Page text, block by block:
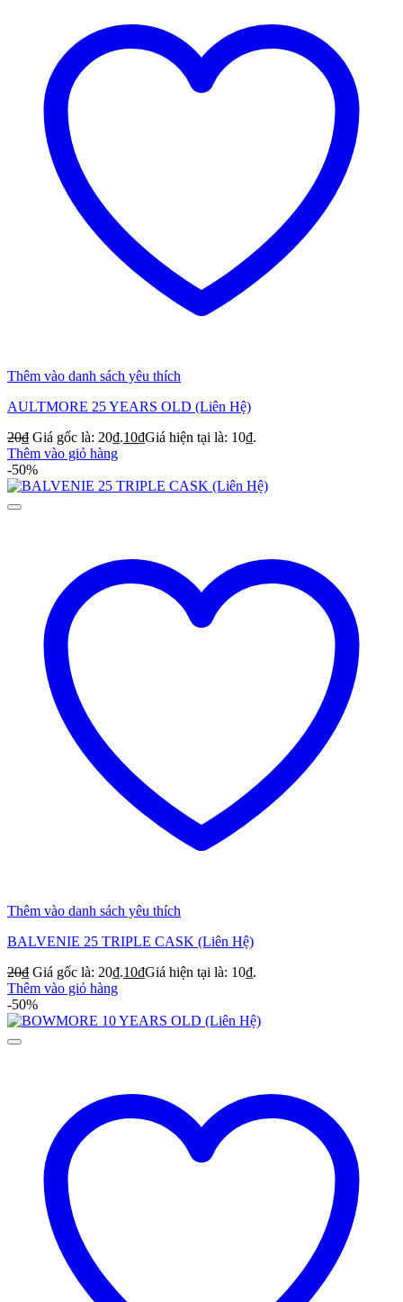
Thêm vào danh sách yêu thích
AULTMORE 25 YEARS OLD (Liên Hệ)
20₫ Giá gốc là: 20₫.10₫Giá hiện tại là: 10₫.
Thêm vào giỏ hàng
-50%
Thêm vào danh sách yêu thích
BALVENIE 25 TRIPLE CASK (Liên Hệ)
20₫ Giá gốc là: 20₫.10₫Giá hiện tại là: 10₫.
Thêm vào giỏ hàng
-50%